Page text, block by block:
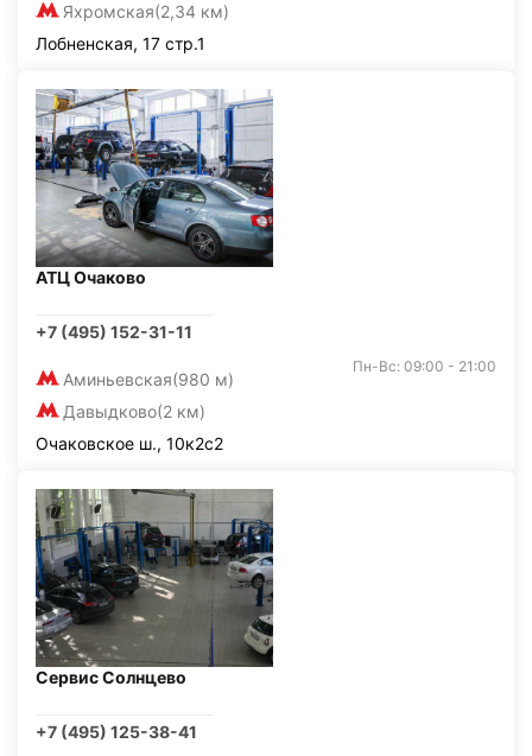
Яхромская(2,34 км)
Лобненская, 17 стр.1
АТЦ Очаково
+7 (495) 152-31-11
Аминьевская(980 м)
Давыдково(2 км)
Пн-Вс: 09:00 - 21:00
Очаковское ш., 10к2с2
Сервис Солнцево
+7 (495) 125-38-41